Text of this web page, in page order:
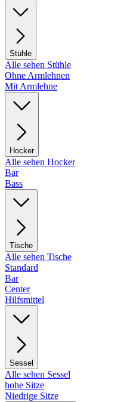
Stühle
Alle sehen Stühle
Ohne Armlehnen
Mit Armlehne
Hocker
Alle sehen Hocker
Bar
Bass
Tische
Alle sehen Tische
Standard
Bar
Center
Hilfsmittel
Sessel
Alle sehen Sessel
hohe Sitze
Niedrige Sitze